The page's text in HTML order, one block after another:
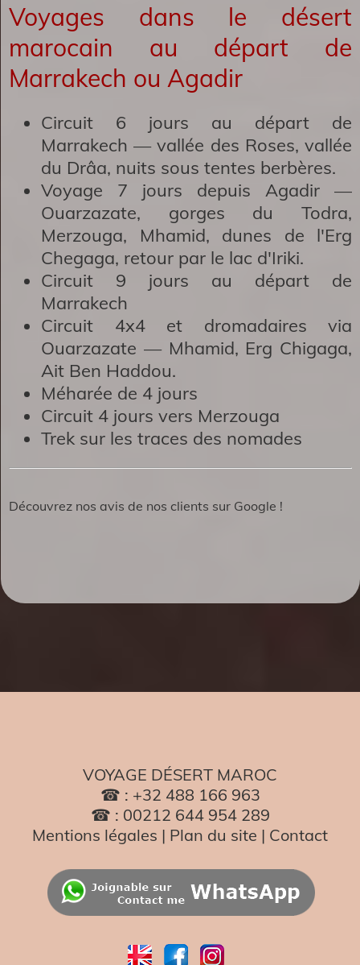
Voyages dans le désert
marocain au départ de
Marrakech ou Agadir
Circuit 6 jours au départ de
Marrakech — vallée des Roses, vallée
du Drâa, nuits sous tentes berbères.
Voyage 7 jours depuis Agadir —
Ouarzazate, gorges du Todra,
Merzouga, Mhamid, dunes de l'Erg
Chegaga, retour par le lac d'Iriki.
Circuit 9 jours au départ de
Marrakech
Circuit 4x4 et dromadaires via
Ouarzazate — Mhamid, Erg Chigaga,
Ait Ben Haddou.
Méharée de 4 jours
Circuit 4 jours vers Merzouga
Trek sur les traces des nomades
Découvrez nos avis de nos clients sur Google !
VOYAGE DÉSERT MAROC
☎ : +32 488 166 963
☎ : 00212 644 954 289
Mentions légales | Plan du site | Contact